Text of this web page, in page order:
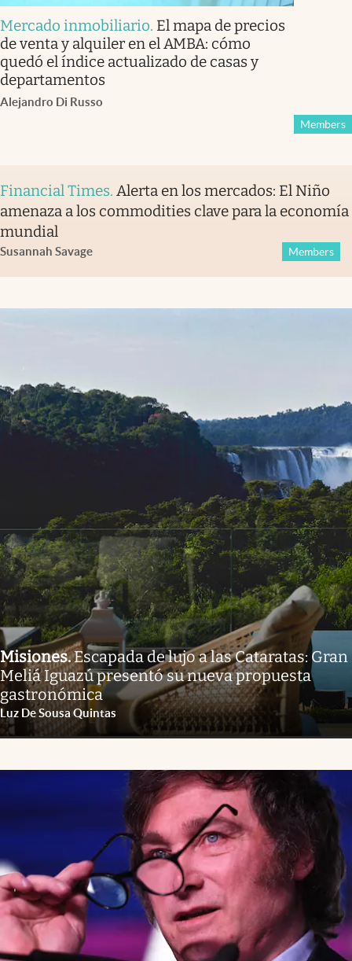
Mercado inmobiliario. El mapa de precios
de venta y alquiler en el AMBA: cómo
quedó el índice actualizado de casas y
departamentos
Alejandro Di Russo
Members
Financial Times. Alerta en los mercados: El Niño
amenaza a los commodities clave para la economía
mundial
Susannah Savage Members
Misiones.Escapada de lujo a las Cataratas: Gran
Meliá Iguazú presentó su nueva propuesta
gastronómica
Luz De Sousa Quintas